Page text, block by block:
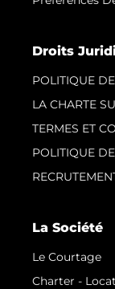
Droits
POLITIQUE
LA CHARTE
TERMES ET
POLITIQUE
La Société
Le Courtage
Charter -